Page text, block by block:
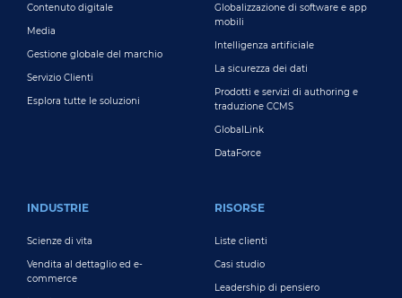
Contenuto digitale
Media
Gestione globale del marchio
Servizio Clienti
Esplora tutte le soluzioni
Globalizzazione di software e app
mobili
Intelligenza artificiale
La sicurezza dei dati
Prodotti e servizi di authoring e
traduzione CCMS
GlobalLink
DataForce
INDUSTRIE
Scienze di vita
Vendita al dettaglio ed e-
commerce
RISORSE
Liste clienti
Casi studio
Leadership di pensiero